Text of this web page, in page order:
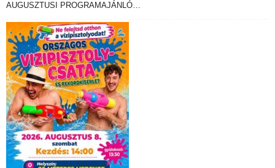
AUGUSZTUSI PROGRAMAJÁNLÓ…